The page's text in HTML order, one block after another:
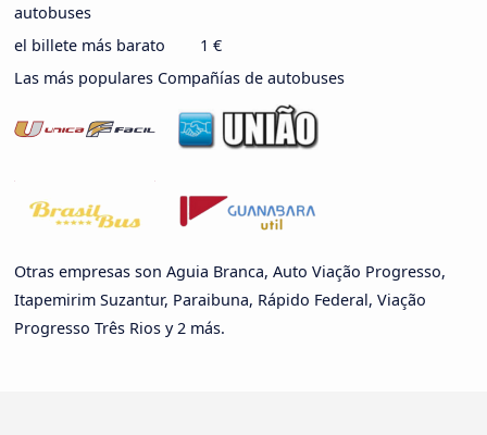
autobuses
el billete más barato
1 €
Las más populares Compañías de autobuses
Otras empresas son Aguia Branca, Auto Viação Progresso,
Itapemirim Suzantur, Paraibuna, Rápido Federal, Viação
Progresso Três Rios y 2 más.